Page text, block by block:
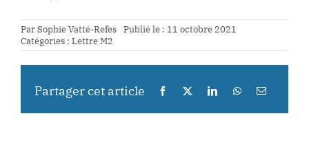
ParSophie Vatté-Refes Publié le : 11 octobre 2021
Catégories : Lettre M2
Partager cet article